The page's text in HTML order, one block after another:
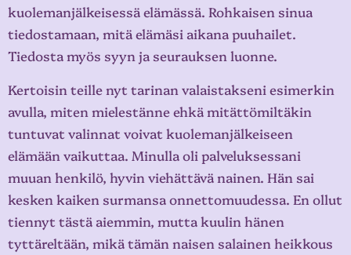
kuolemanjälkeisessä elämässä. Rohkaisen sinua
tiedostamaan, mitä elämäsi aikana puuhailet.
Tiedosta myös syyn ja seurauksen luonne.
Kertoisin teille nyt tarinan valaistakseni esimerkin
avulla, miten mielestänne ehkä mitättömiltäkin
tuntuvat valinnat voivat kuolemanjälkeiseen
elämään vaikuttaa. Minulla oli palveluksessani
muuan henkilö, hyvin viehättävä nainen. Hän sai
kesken kaiken surmansa onnettomuudessa. En ollut
tiennyt tästä aiemmin, mutta kuulin hänen
tyttäreltään, mikä tämän naisen salainen heikkous